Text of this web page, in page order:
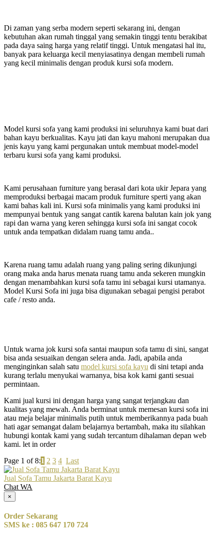
Di zaman yang serba modern seperti sekarang ini, dengan
kebutuhan akan rumah tinggal yang semakin tinggi tentu berakibat
pada daya saing harga yang relatif tinggi. Untuk mengatasi hal itu,
banyak para keluarga kecil menyiasatinya dengan membeli rumah
yang kecil minimalis dengan produk kursi sofa modern.
Model kursi sofa yang kami produksi ini seluruhnya kami buat dari
bahan kayu berkualitas. Kayu jati dan kayu mahoni merupakan dua
jenis kayu yang kami pergunakan untuk membuat model-model
terbaru kursi sofa yang kami produksi.
Kami perusahaan furniture yang berasal dari kota ukir Jepara yang
memproduksi berbagai macam produk furniture sperti yang akan
kami bahas kali ini. Kursi sofa minimalis yang kami produksi ini
mempunyai bentuk yang sangat cantik karena balutan kain jok yang
rapi dan warna yang keren sehingga kursi sofa ini sangat cocok
untuk anda tempatkan didalam ruang tamu anda..
Karena ruang tamu adalah ruang yang paling sering dikunjungi
orang maka anda harus menata ruang tamu anda sekeren mungkin
dengan menambahkan kursi sofa tamu ini sebagai kursi utamanya.
Model Kursi Sofa ini juga bisa digunakan sebagai pengisi perabot
cafe / resto anda.
Untuk warna jok kursi sofa santai maupun sofa tamu di sini, sangat
bisa anda sesuaikan dengan selera anda. Jadi, apabila anda
menginginkan salah satu model kursi sofa kayu di sini tetapi anda
kurang terlalu menyukai warnanya, bisa kok kami ganti sesuai
permintaan.
Kami jual kursi ini dengan harga yang sangat terjangkau dan
kualitas yang mewah. Anda berminat untuk memesan kursi sofa ini
atau meja belajar minimalis putih untuk memberikannya pada buah
hati agar semangat dalam belajarnya bertambah, maka itu silahkan
hubungi kontak kami yang sudah tercantum dihalaman depan web
kami. let in order
Page 1 of 8:1 2 3 4 Last
Jual Sofa Tamu Jakarta Barat Kayu
Chat WA
×
Order Sekarang
SMS ke : 085 647 170 724